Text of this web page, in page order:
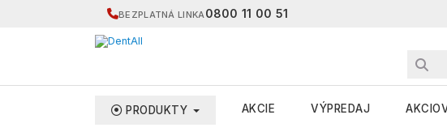
BEZPLATNÁ LINKA0800 11 00 51
PRODUKTY AKCIE VÝPREDAJ